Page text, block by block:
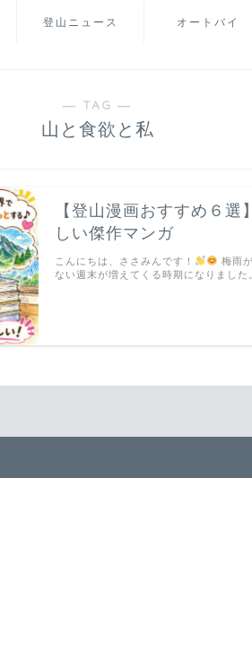
登山ニュース オートバイ
― TAG ―
山と食欲と私
【登山漫画おすすめ６選
しい傑作マンガ
こんにちは、ささみんです！
梅雨
ない週末が増えてくる時期になりまし